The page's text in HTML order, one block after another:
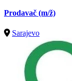
Prodavač (m/ž)
Sarajevo